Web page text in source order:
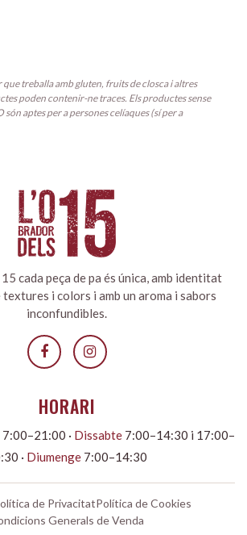
treballa amb gluten, fruits de closca i altres
poden contenir-ne traces. Els productes sense
aptes per a persones celíaques (sí per a
cada peça de pa és única, amb identitat
textures i colors i amb un aroma i sabors
inconfundibles.
HORARI
7:00–21:00 · Dissabte 7:00–14:30 i 17:00–
· Diumenge 7:00–14:30
de PrivacitatPolítica de Cookies
Generals de Venda